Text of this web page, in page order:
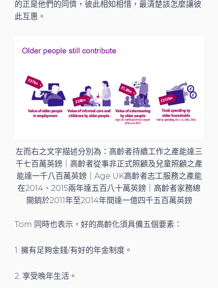
的正是他們的同儕，彼此相知相惜，最清楚該怎麼讓彼
此互惠。
左而右之文字描述分別為：高齡者持續工作之產能達三
千七百萬英鎊｜高齡者從事非正式照顧及兒童照顧之產
能達一千八百萬英鎊｜Age UK高齡者志工服務之產能
在2014、2015兩年達五百八十萬英鎊｜高齡者家務總
開銷於2011年至2014年間達一億四千五百萬英鎊
Tom 同時也表示，好的高齡化須具備五個要素：
1. 擁有足夠金錢/有好的年金制度。
2. 享受晚年生活。